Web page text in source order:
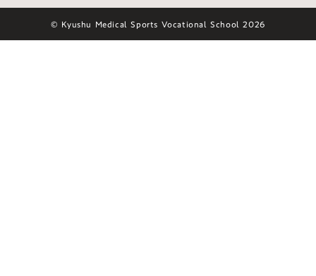
© Kyushu Medical Sports Vocational School 2026